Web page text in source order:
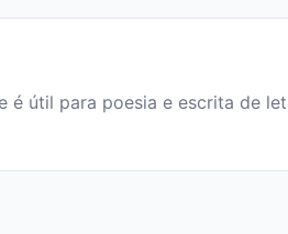
é útil para poesia e escrita de